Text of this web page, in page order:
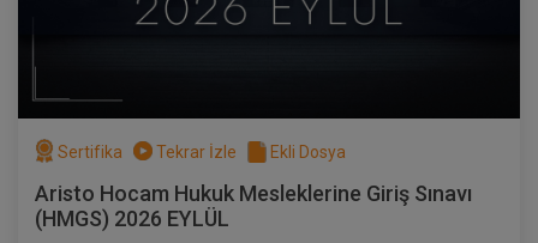
Sertifika Tekrar İzle Ekli Dosya
Aristo Hocam Hukuk Mesleklerine Giriş Sınavı
(HMGS) 2026 EYLÜL